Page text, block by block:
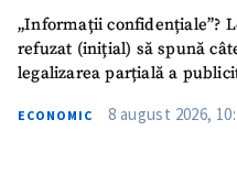
„Informații confidențiale”?
refuzat (inițial) să spună
legalizarea parțială a
ECONOMIC 8 august 2026,